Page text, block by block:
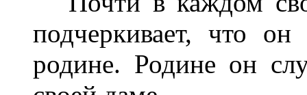
подчеркивает, что
родине. Родине он